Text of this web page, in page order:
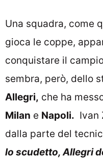
Una squadra, come
gioca le coppe,
conquistare il
sembra, però, dello
Allegri, che ha
Milan e Napoli. Ivan
dalla parte del
lo scudetto, Allegri